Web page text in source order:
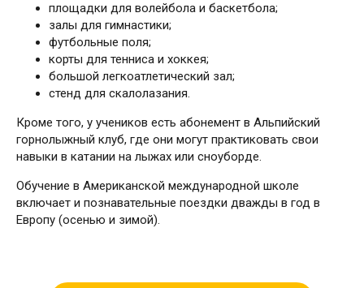
площадки для волейбола и баскетбола;
залы для гимнастики;
футбольные поля;
корты для тенниса и хоккея;
большой легкоатлетический зал;
стенд для скалолазания.
Кроме того, у учеников есть абонемент в Альпийский
горнолыжный клуб, где они могут практиковать свои
навыки в катании на лыжах или сноуборде.
Обучение в Американской международной школе
включает и познавательные поездки дважды в год в
Европу (осенью и зимой).